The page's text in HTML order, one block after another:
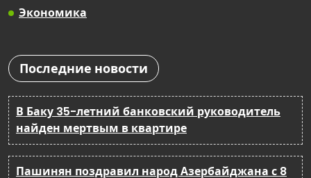
Экономика
Последние новости
В Баку 35-летний банковский руководитель
найден мертвым в квартире
Пашинян поздравил народ Азербайджана с 8